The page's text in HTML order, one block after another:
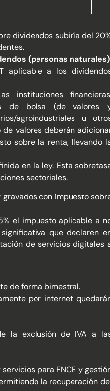
dividendos subiría del
(personas
aplicable a los
instituciones
de bolsa (de valores
agroindustriales u
valores deberán
sobre la renta, llevando
en la ley. Esta
sectoriales.
gravados con impuesto
el impuesto aplicable a
que declaren
de servicios digitales
de forma bimestral.
por internet
la exclusión de IVA a
para FNCE y
la recuperación